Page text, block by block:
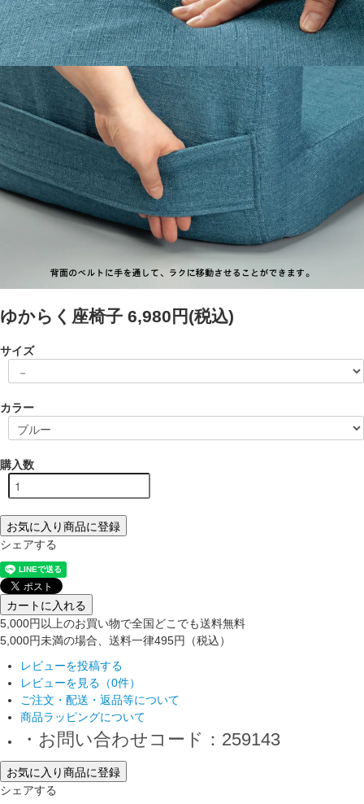
ゆからく座椅子 6,980円(税込)
サイズ
カラー
購入数
お気に入り商品に登録
シェアする
カートに入れる
5,000円以上のお買い物で全国どこでも送料無料
5,000円未満の場合、送料一律495円（税込）
レビューを投稿する
レビューを見る（0件）
ご注文・配送・返品等について
商品ラッピングについて
・お問い合わせコード：259143
お気に入り商品に登録
シェアする